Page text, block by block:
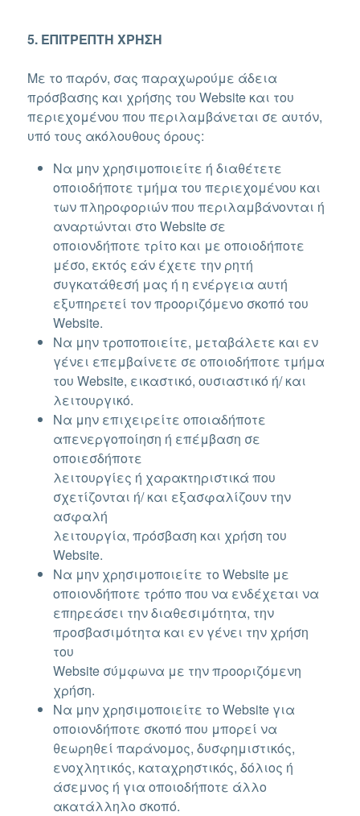
5. ΕΠΙΤΡΕΠΤΗ ΧΡΗΣΗ
Με το παρόν, σας παραχωρούμε άδεια
πρόσβασης και χρήσης του Website και του
περιεχομένου που περιλαμβάνεται σε αυτόν,
υπό τους ακόλουθους όρους:
Να μην χρησιμοποιείτε ή διαθέτετε
οποιοδήποτε τμήμα του περιεχομένου και
των πληροφοριών που περιλαμβάνονται ή
αναρτώνται στο Website σε
οποιονδήποτε τρίτο και με οποιοδήποτε
μέσο, εκτός εάν έχετε την ρητή
συγκατάθεσή μας ή η ενέργεια αυτή
εξυπηρετεί τον προοριζόμενο σκοπό του
Website.
Να μην τροποποιείτε, μεταβάλετε και εν
γένει επεμβαίνετε σε οποιοδήποτε τμήμα
του Website, εικαστικό, ουσιαστικό ή/ και
λειτουργικό.
Να μην επιχειρείτε οποιαδήποτε
απενεργοποίηση ή επέμβαση σε
οποιεσδήποτε
λειτουργίες ή χαρακτηριστικά που
σχετίζονται ή/ και εξασφαλίζουν την
ασφαλή
λειτουργία, πρόσβαση και χρήση του
Website.
Να μην χρησιμοποιείτε το Website με
οποιονδήποτε τρόπο που να ενδέχεται να
επηρεάσει την διαθεσιμότητα, την
προσβασιμότητα και εν γένει την χρήση
του
Website σύμφωνα με την προοριζόμενη
χρήση.
Να μην χρησιμοποιείτε το Website για
οποιονδήποτε σκοπό που μπορεί να
θεωρηθεί παράνομος, δυσφημιστικός,
ενοχλητικός, καταχρηστικός, δόλιος ή
άσεμνος ή για οποιοδήποτε άλλο
ακατάλληλο σκοπό.